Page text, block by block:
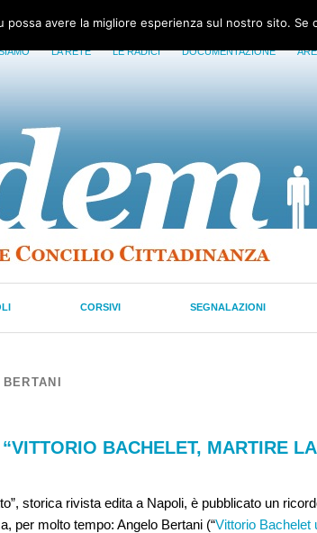
LA RETE LE RADICI DOCUMENTAZIONE
CORSIVI SEGNALAZIONI
BACHELET, MARTIRE
storica rivista edita a Napoli, è pubblicato un
per molto tempo: Angelo Bertani (“Vittorio Bachelet
avere la migliore esperienza sul nostro sito.